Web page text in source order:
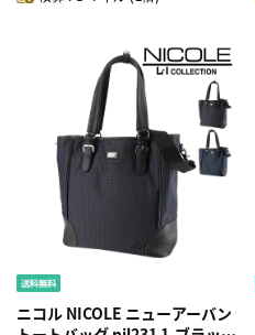
ニコル NICOLE ニューアーバン